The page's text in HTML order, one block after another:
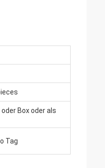
Box oder als
Tag